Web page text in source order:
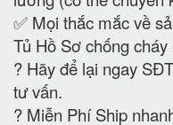
✅ Mọi thắc mắc về
Tủ Hồ Sơ chống cháy
? Hãy để lại ngay
tư vấn.
? Miễn Phí Ship